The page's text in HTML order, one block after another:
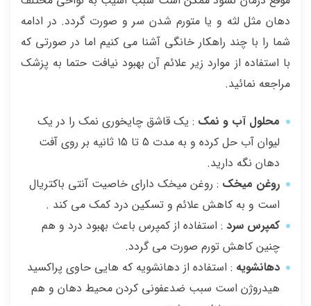
دهان مثل لثه و یا متورم شدن سر و صورت گردد. در ادامه
شما را با چند راهکار خانگی آشنا می کنیم اما در صورتی که
با استفاده از موارد زیر علائم آن بهبود نیافت حتما به پزشک
مراجعه نمائید.
محلول آب و نمک : یک قاشق چایخوری نمک را در یک
لیوان آب حل کرده و به مدت 5 تا 15 ثانیه بر روی آفت
دهان نگه دارید.
روغن میخک : روغن میخک دارای خاصیت آنتی باکتریال
است و به کاهش علائم و تسکین درد کمک می کند .
کمپرس سرد : استفاده از کمپرس باعث بهبود درد و هم
چنین کاهش تورم صورت می گردد.
دهانشویه : استفاده از دهانشویه که هایی حاوی پراکسید
هیدروژن است سبب ضدعفونی کردن محیط دهان و هم